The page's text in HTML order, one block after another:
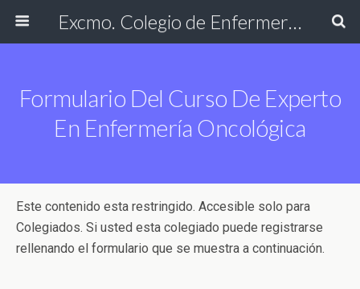
Excmo. Colegio de Enfermería de Cádiz
Formulario Del Curso De Experto
En Enfermería Oncológica
Este contenido esta restringido. Accesible solo para
Colegiados. Si usted esta colegiado puede registrarse
rellenando el formulario que se muestra a continuación.